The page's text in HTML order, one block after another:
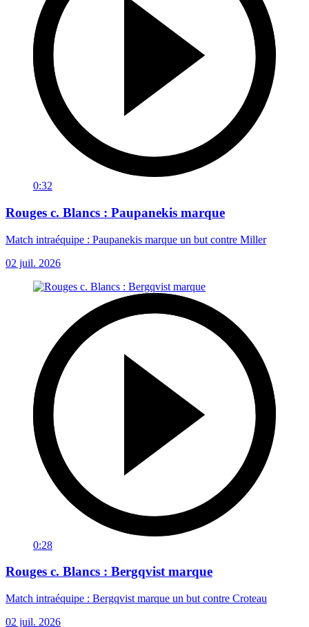
0:32
Rouges c. Blancs : Paupanekis marque
Match intraéquipe : Paupanekis marque un but contre Miller
02 juil. 2026
0:28
Rouges c. Blancs : Bergqvist marque
Match intraéquipe : Bergqvist marque un but contre Croteau
02 juil. 2026